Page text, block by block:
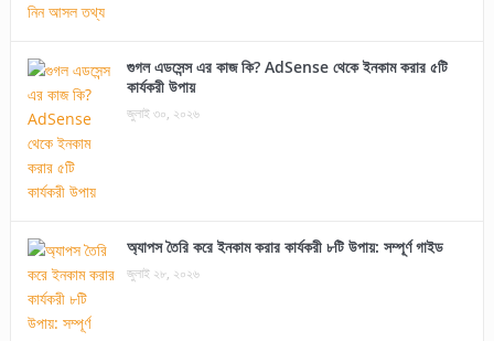
গুগল এডসেন্স এর কাজ কি? AdSense থেকে ইনকাম করার ৫টি
কার্যকরী উপায়
জুলাই ৩০, ২০২৬
অ্যাপস তৈরি করে ইনকাম করার কার্যকরী ৮টি উপায়: সম্পূর্ণ গাইড
জুলাই ২৮, ২০২৬